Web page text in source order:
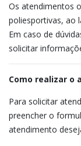
Os atendimentos
poliesportivas, ao
Em caso de
solicitar
Como realizar o
Para solicitar
preencher o
atendimento